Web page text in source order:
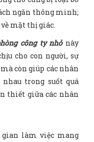
ngăn thông minh;
mặt thị giác.
công ty nhỏ này
cho con người, sự
còn giúp các nhân
trong suốt quá
thiết giữa các nhân
gian làm việc mang